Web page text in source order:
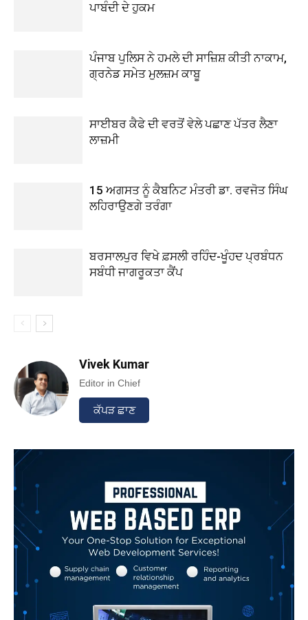
ਪਾਬੰਦੀ ਦੇ ਹੁਕਮ
ਪੰਜਾਬ ਪੁਲਿਸ ਨੇ ਹਮਲੇ ਦੀ ਸਾਜ਼ਿਸ਼ ਕੀਤੀ ਨਾਕਾਮ,
ਗ੍ਰਨੇਡ ਸਮੇਤ ਮੁਲਜ਼ਮ ਕਾਬੂ
ਸਾਈਬਰ ਕੈਫੇ ਦੀ ਵਰਤੋਂ ਵੇਲੇ ਪਛਾਣ ਪੱਤਰ ਲੈਣਾ
ਲਾਜ਼ਮੀ
15 ਅਗਸਤ ਨੂੰ ਕੈਬਨਿਟ ਮੰਤਰੀ ਡਾ. ਰਵਜੋਤ ਸਿੰਘ
ਲਹਿਰਾਉਣਗੇ ਤਰੰਗਾ
ਬਰਸਾਲਪੁਰ ਵਿਖੇ ਫ਼ਸਲੀ ਰਹਿੰਦ-ਖੂੰਹਦ ਪ੍ਰਬੰਧਨ
ਸਬੰਧੀ ਜਾਗਰੂਕਤਾ ਕੈਂਪ
Vivek Kumar
Editor in Chief
ਕੱਪੜ ਛਾਣ